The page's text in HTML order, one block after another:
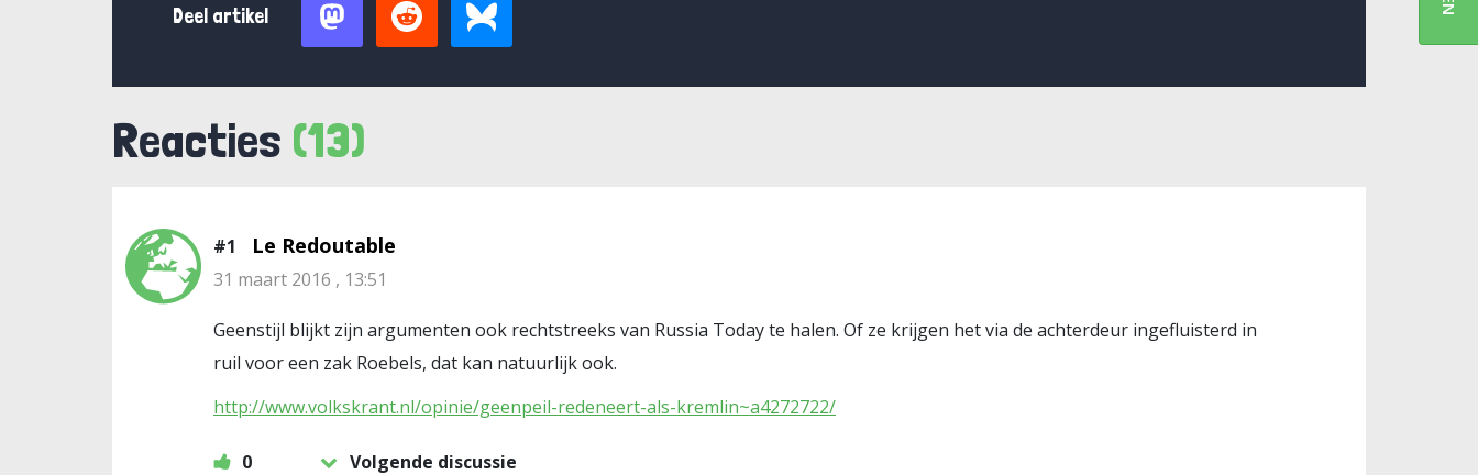
Deel artikel
Reacties (13)
#1 Le Redoutable
31 maart 2016 , 13:51
Geenstijl blijkt zijn argumenten ook rechtstreeks van Russia Today te halen. Of ze krijgen het via de achterdeur ingefluisterd in
ruil voor een zak Roebels, dat kan natuurlijk ook.
http://www.volkskrant.nl/opinie/geenpeil-redeneert-als-kremlin~a4272722/
0 Volgende discussie